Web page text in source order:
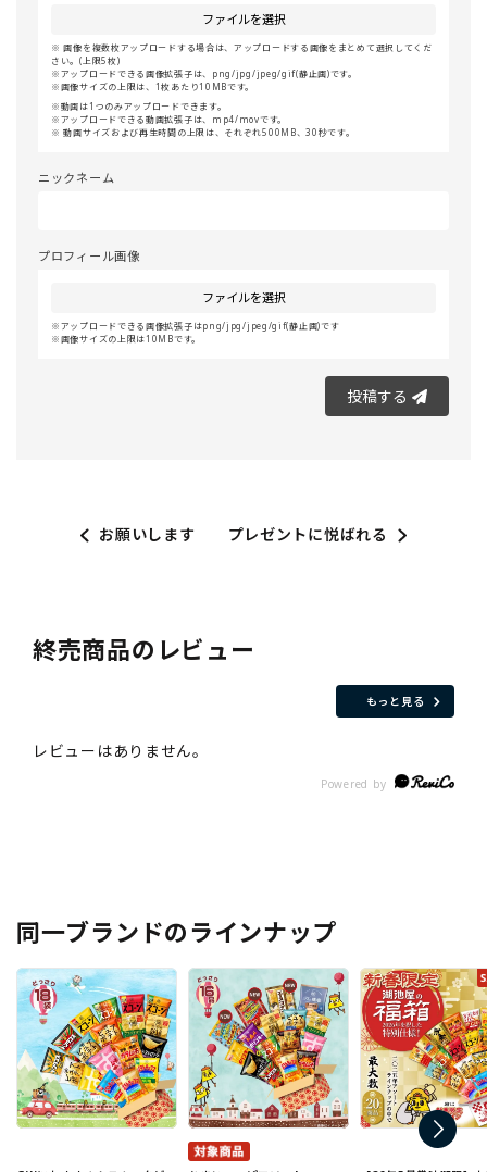
ファイルを選択
画像を複数枚アップロードする場合は、アップロードする画像をまとめて選択してくだ
さい。(上限5枚)
アップロードできる画像拡張子は、png/jpg/jpeg/gif(静止画)です。
画像サイズの上限は、1枚あたり10MBです。
動画は1つのみアップロードできます。
アップロードできる動画拡張子は、mp4/movです。
動画サイズおよび再生時間の上限は、それぞれ500MB、30秒です。
ニックネーム
プロフィール画像
ファイルを選択
アップロードできる画像拡張子はpng/jpg/jpeg/gif(静止画)です
画像サイズの上限は10MBです。
投稿する
お願いします プレゼントに悦ばれる
終売商品のレビュー
もっと見る
同一ブランドのラインナップ